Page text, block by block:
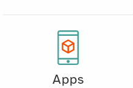
Apps